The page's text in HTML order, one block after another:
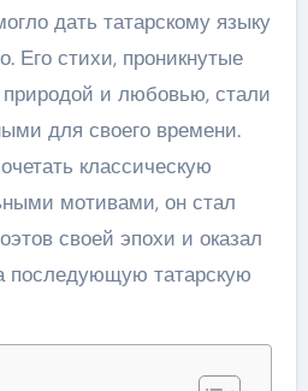
дать татарскому языку
Его стихи, проникнутые
и любовью, стали
для своего времени.
классическую
мотивами, он стал
своей эпохи и оказал
последующую татарскую